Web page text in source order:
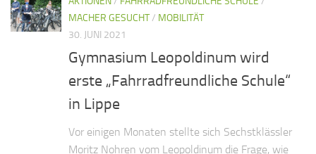
MACHER GESUCHT/ MOBILITÄT
30. JUNI 2021
Gymnasium Leopoldinum wird
erste „Fahrradfreundliche Schule“
in Lippe
Vor einigen Monaten stellte sich Sechstklässler
Moritz Nohren vom Leopoldinum die Frage, wie